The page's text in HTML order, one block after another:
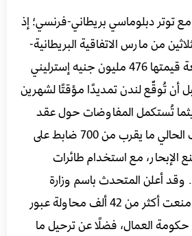
توتر دبلوماسي بريطاني-فرنسي؛ إذ
من مارس الاتفاقية البريطانية-
الفرنسية الأمنية البالغة قيمتها 476 مليون جنيه إسترليني
أن تُوقّع لندن تمديدًا مؤقتًا لشهرين
ريثما تُستكمل المفاوضات حول عقد
جديد. ويجمع الترتيب الحالي ما يقرب من 700 ضابط على
الإبحار، مع استخدام طائرات
أعلن المتحدث باسم وزارة
الداخلية أن السلطات منعت أكثر من 42 ألف محاولة عبور
العمال، فضلًا عن ترحيل ما